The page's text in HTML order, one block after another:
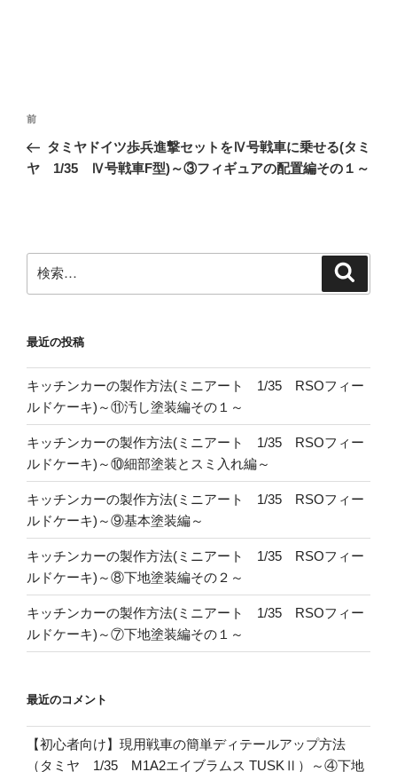
投
ナ
シ
ョ
前
の
投
前
タミヤドイツ歩兵進撃セットをⅣ号戦車に乗せる(タミ
ヤ 1/35 Ⅳ号戦車F型)～③フィギュアの配置編その１～
索:
最近の投稿
キッチンカーの製作方法(ミニアート 1/35 RSOフィー
ルドケーキ)～⑪汚し塗装編その１～
キッチンカーの製作方法(ミニアート 1/35 RSOフィー
ルドケーキ)～⑩細部塗装とスミ入れ編～
キッチンカーの製作方法(ミニアート 1/35 RSOフィー
ルドケーキ)～⑨基本塗装編～
キッチンカーの製作方法(ミニアート 1/35 RSOフィー
ルドケーキ)～⑧下地塗装編その２～
キッチンカーの製作方法(ミニアート 1/35 RSOフィー
ルドケーキ)～⑦下地塗装編その１～
最近のコメント
【初心者向け】現用戦車の簡単ディテールアップ方法
（タミヤ 1/35 M1A2エイブラムス TUSKⅡ）～④下地